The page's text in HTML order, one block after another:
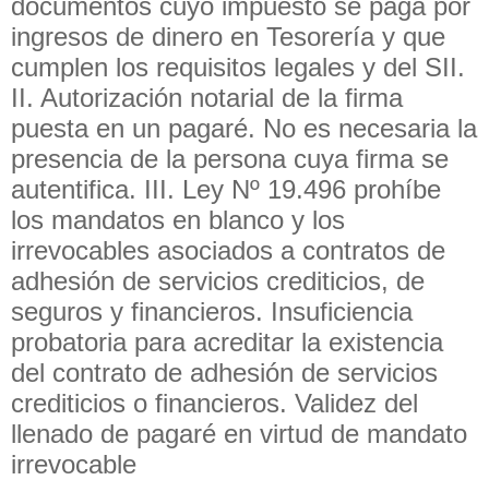
documentos cuyo impuesto se paga por
ingresos de dinero en Tesorería y que
cumplen los requisitos legales y del SII.
II. Autorización notarial de la firma
puesta en un pagaré. No es necesaria la
presencia de la persona cuya firma se
autentifica. III. Ley Nº 19.496 prohíbe
los mandatos en blanco y los
irrevocables asociados a contratos de
adhesión de servicios crediticios, de
seguros y financieros. Insuficiencia
probatoria para acreditar la existencia
del contrato de adhesión de servicios
crediticios o financieros. Validez del
llenado de pagaré en virtud de mandato
irrevocable